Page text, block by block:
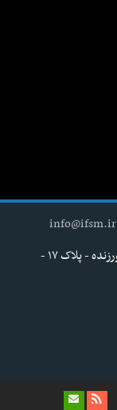
info@ifsm.ir
تهران - خیابان شهید مفتح جنوبی - خیابان ورزنده - پلاک ۱۷ -